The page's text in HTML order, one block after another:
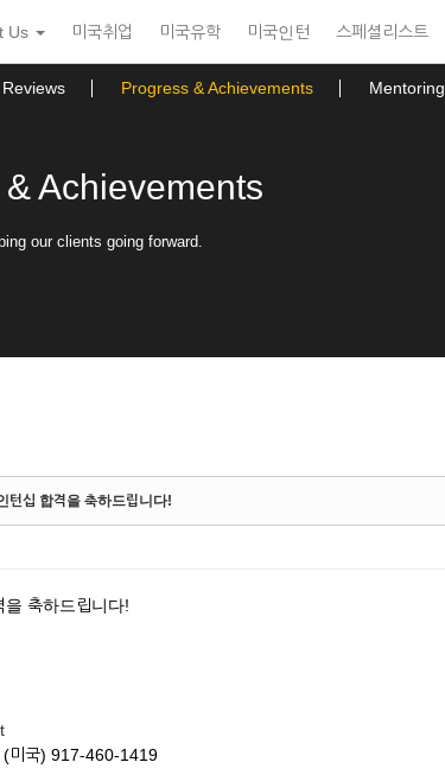
Us 미국취업 미국유학 미국인턴 스페셜리스트
Reviews Progress & Achievements Mentoring
Achievements
our clients going forward.
턴십 합격을 축하드립니다!
을 축하드립니다!
미국) 917-460-1419